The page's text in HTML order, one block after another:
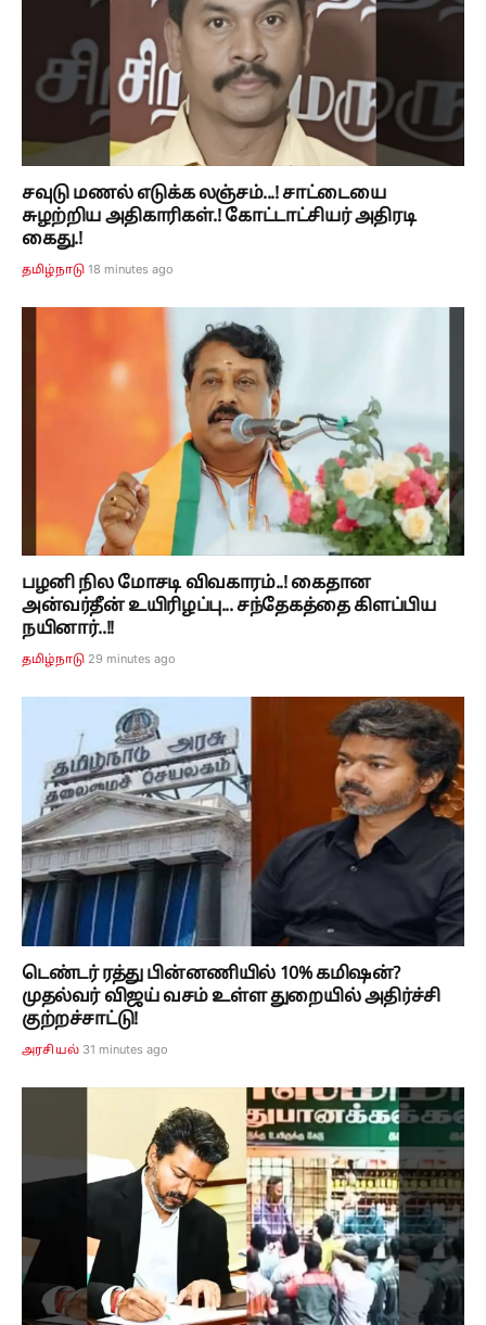
சவுடு மணல் எடுக்க லஞ்சம்...! சாட்டையை
சுழற்றிய அதிகாரிகள்.! கோட்டாட்சியர் அதிரடி
கைது.!
தமிழ்நாடு 18 minutes ago
பழனி நில மோசடி விவகாரம்..! கைதான
அன்வர்தீன் உயிரிழப்பு... சந்தேகத்தை கிளப்பிய
நயினார்..!!
தமிழ்நாடு 29 minutes ago
டெண்டர் ரத்து பின்னணியில் 10% கமிஷன்?
முதல்வர் விஜய் வசம் உள்ள துறையில் அதிர்ச்சி
குற்றச்சாட்டு!
அரசியல் 31 minutes ago